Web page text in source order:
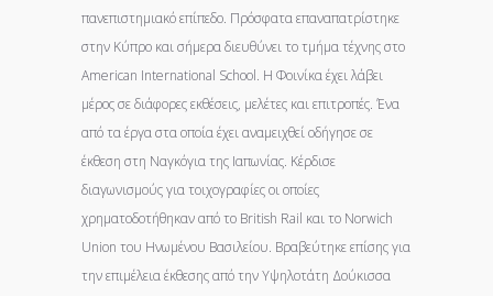
πανεπιστημιακό επίπεδο. Πρόσφατα επαναπατρίστηκε
στην Κύπρο και σήμερα διευθύνει το τμήμα τέχνης στο
American International School. H Φοινίκα έχει λάβει
μέρος σε διάφορες εκθέσεις, μελέτες και επιτροπές. Ένα
από τα έργα στα οποία έχει αναμειχθεί οδήγησε σε
έκθεση στη Ναγκόγια της Ιαπωνίας. Κέρδισε
διαγωνισμούς για τοιχογραφίες οι οποίες
χρηματοδοτήθηκαν από το British Rail και το Norwich
Union του Ηνωμένου Βασιλείου. Βραβεύτηκε επίσης για
την επιμέλεια έκθεσης από την Υψηλοτάτη Δούκισσα